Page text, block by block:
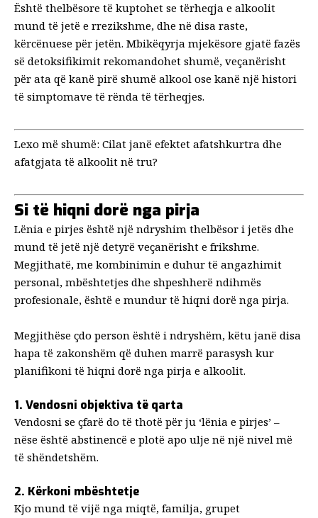
Është thelbësore të kuptohet se tërheqja e alkoolit
mund të jetë e rrezikshme, dhe në disa raste,
kërcënuese për jetën. Mbikëqyrja mjekësore gjatë fazës
së detoksifikimit rekomandohet shumë, veçanërisht
për ata që kanë pirë shumë alkool ose kanë një histori
të simptomave të rënda të tërheqjes.
Lexo më shumë: Cilat janë efektet afatshkurtra dhe
afatgjata të alkoolit në tru?
Si të hiqni dorë nga pirja
Lënia e pirjes është një ndryshim thelbësor i jetës dhe
mund të jetë një detyrë veçanërisht e frikshme.
Megjithatë, me kombinimin e duhur të angazhimit
personal, mbështetjes dhe shpeshherë ndihmës
profesionale, është e mundur të hiqni dorë nga pirja.
Megjithëse çdo person është i ndryshëm, këtu janë disa
hapa të zakonshëm që duhen marrë parasysh kur
planifikoni të hiqni dorë nga pirja e alkoolit.
1. Vendosni objektiva të qarta
Vendosni se çfarë do të thotë për ju ‘lënia e pirjes’ –
nëse është abstinencë e plotë apo ulje në një nivel më
të shëndetshëm.
2. Kërkoni mbështetje
Kjo mund të vijë nga miqtë, familja, grupet